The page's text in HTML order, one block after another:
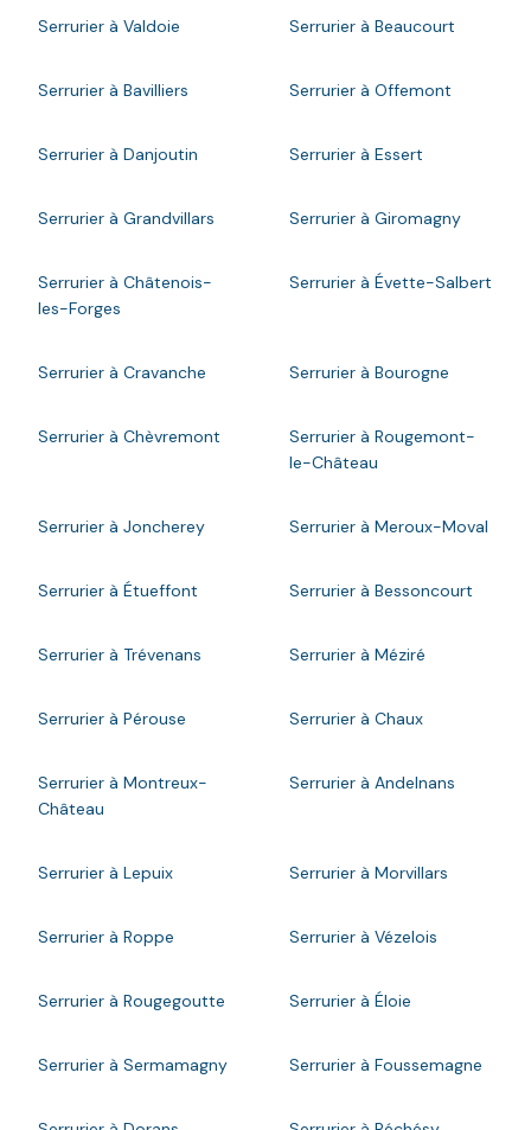
Serrurier à Valdoie Serrurier à Beaucourt
Serrurier à Bavilliers Serrurier à Offemont
Serrurier à Danjoutin Serrurier à Essert
Serrurier à Grandvillars Serrurier à Giromagny
Serrurier à Châtenois-
les-Forges
Serrurier à Évette-Salbert
Serrurier à Cravanche Serrurier à Bourogne
Serrurier à Chèvremont
Serrurier à Rougemont-
le-Château
Serrurier à Joncherey Serrurier à Meroux-Moval
Serrurier à Étueffont Serrurier à Bessoncourt
Serrurier à Trévenans Serrurier à Méziré
Serrurier à Pérouse Serrurier à Chaux
Serrurier à Montreux-
Château
Serrurier à Andelnans
Serrurier à Lepuix Serrurier à Morvillars
Serrurier à Roppe Serrurier à Vézelois
Serrurier à Rougegoutte Serrurier à Éloie
Serrurier à Sermamagny Serrurier à Foussemagne